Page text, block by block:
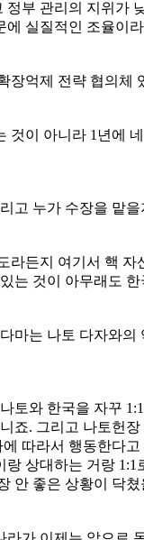
정부 관리의 지위가
실질적인 조율이
장억제 전략 협의
것이 아니라 1년에
고 누가 수장을 맡
라든지 여기서 핵
는 것이 아무래도
마는 나토 다자와
토와 한국을 자꾸
죠. 그리고 나토헌
따라서 행동한다
상대하는 거랑
안 좋은 상황이 닥